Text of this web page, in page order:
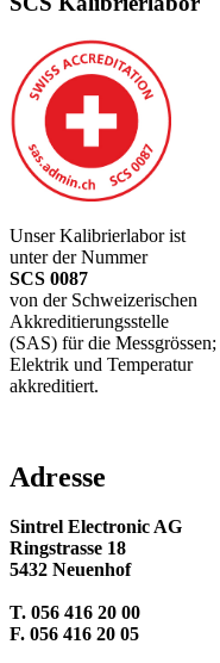
Unser Kalibrierlabor ist
unter der Nummer
SCS 0087
von der Schweizerischen
Akkreditierungsstelle
(SAS) für die Messgrössen;
Elektrik und Temperatur
akkreditiert.
Adresse
Sintrel Electronic AG
Ringstrasse 18
5432 Neuenhof
T. 056 416 20 00
F. 056 416 20 05